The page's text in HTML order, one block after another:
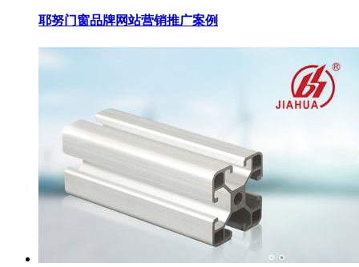
耶努门窗品牌网站营销推广案例